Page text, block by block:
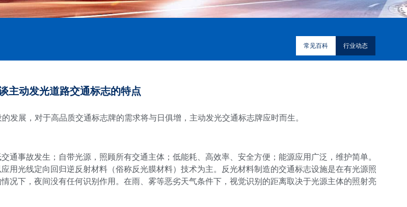
常见百科 行业动态
主动发光道路交通标志的特点
发展，对于高品质交通标志牌的需求将与日俱增，主动发光交通标志牌应时而生。
通事故发生；自带光源，照顾所有交通主体；低能耗、高效率、安全方便；能源应用广泛，维护简单。
用光线定向回归逆反射材料（俗称反光膜材料）技术为主。反光材料制造的交通标志设施是在有光源照
况下，夜间没有任何识别作用。在雨、雾等恶劣天气条件下，视觉识别的距离取决于光源主体的照射亮